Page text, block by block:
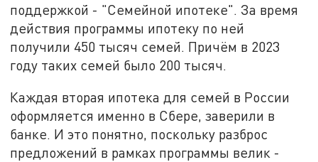
поддержкой - "Семейной ипотеке". За время
действия программы ипотеку по ней
получили 450 тысяч семей. Причём в 2023
году таких семей было 200 тысяч.
Каждая вторая ипотека для семей в России
оформляется именно в Сбере, заверили в
банке. И это понятно, поскольку разброс
предложений в рамках программы велик -